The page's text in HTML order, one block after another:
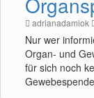
adrianadamiok
Nur wer
Organ- und
für sich noch